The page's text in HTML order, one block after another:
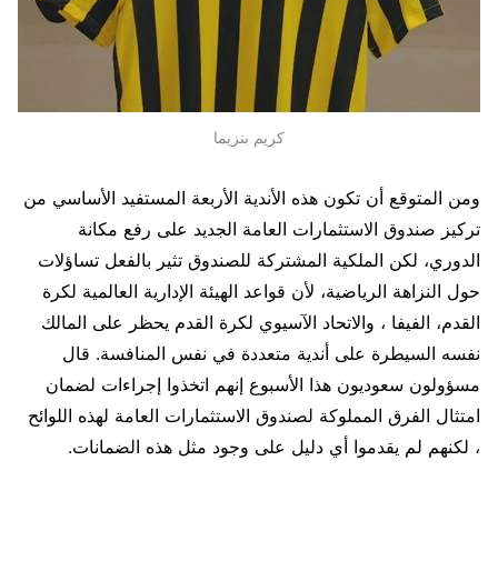
كريم بنزيما
ومن المتوقع أن تكون هذه الأندية الأربعة المستفيد الأساسي من
تركيز صندوق الاستثمارات العامة الجديد على رفع مكانة
الدوري، لكن الملكية المشتركة للصندوق تثير بالفعل تساؤلات
حول النزاهة الرياضية، لأن قواعد الهيئة الإدارية العالمية لكرة
القدم، الفيفا ، والاتحاد الآسيوي لكرة القدم يحظر على المالك
نفسه السيطرة على أندية متعددة في نفس المنافسة. قال
مسؤولون سعوديون هذا الأسبوع إنهم اتخذوا إجراءات لضمان
امتثال الفرق المملوكة لصندوق الاستثمارات العامة لهذه اللوائح
، لكنهم لم يقدموا أي دليل على وجود مثل هذه الضمانات.